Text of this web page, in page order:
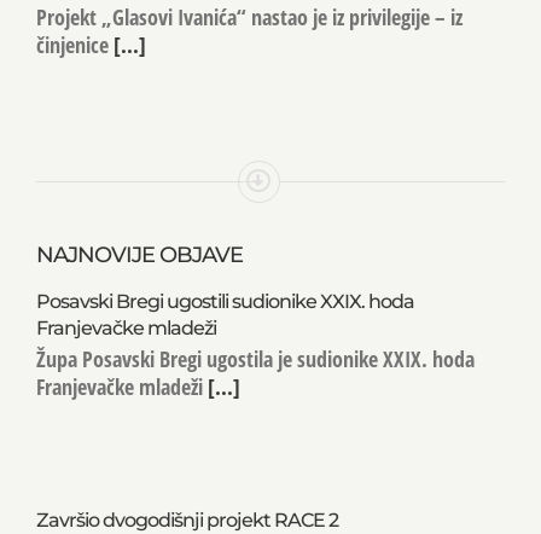
Projekt „Glasovi Ivanića“ nastao je iz privilegije – iz
činjenice [...]
NAJNOVIJE OBJAVE
Posavski Bregi ugostili sudionike XXIX. hoda
Franjevačke mladeži
Župa Posavski Bregi ugostila je sudionike XXIX. hoda
Franjevačke mladeži [...]
Završio dvogodišnji projekt RACE 2